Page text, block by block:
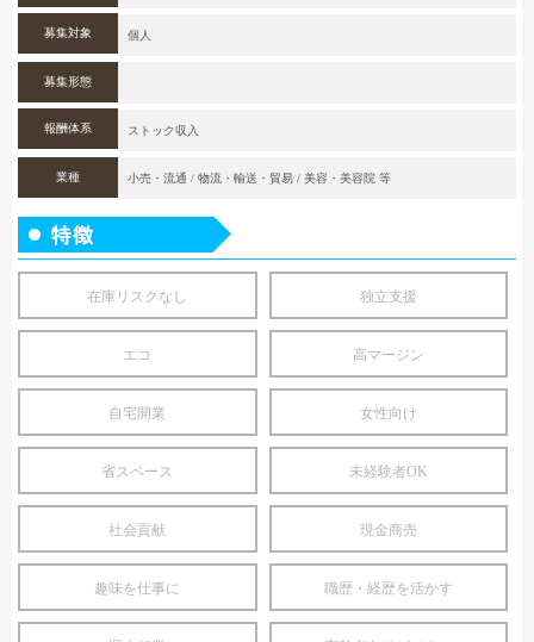
募集対象 個人
募集形態
報酬体系 ストック収入
業種 小売・流通 / 物流・輸送・貿易 / 美容・美容院 等
在庫リスクなし 独立支援
エコ 高マージン
自宅開業 女性向け
省スペース 未経験者OK
社会貢献 現金商売
趣味を仕事に 職歴・経歴を活かす